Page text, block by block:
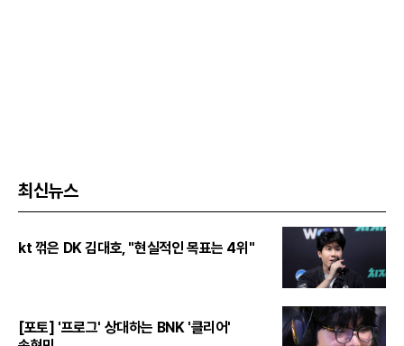
최신뉴스
kt 꺾은 DK 김대호, "현실적인 목표는 4위"
[포토] '프로그' 상대하는 BNK '클리어'